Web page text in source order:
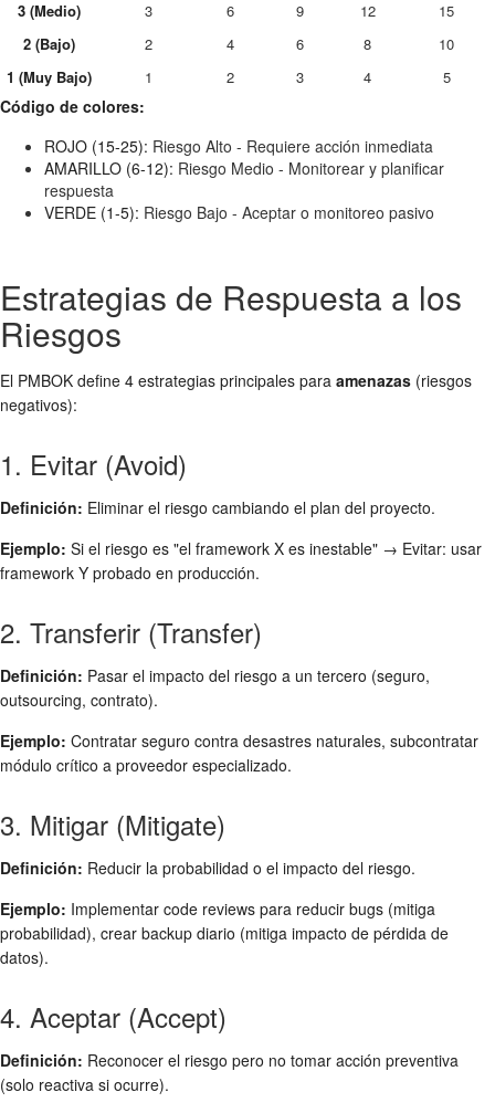
3 (Medio) 3 6 9 12
15
2 (Bajo)
2 4 6 8
10
1 (Muy Bajo)
1 2 3 4 5
Código de colores:
ROJO (15-25): Riesgo Alto - Requiere acción inmediata
AMARILLO (6-12): Riesgo Medio - Monitorear y planificar
respuesta
VERDE (1-5): Riesgo Bajo - Aceptar o monitoreo pasivo
Estrategias de Respuesta a los
Riesgos
El PMBOK define 4 estrategias principales para amenazas (riesgos
negativos):
1. Evitar (Avoid)
Definición: Eliminar el riesgo cambiando el plan del proyecto.
Ejemplo: Si el riesgo es "el framework X es inestable" → Evitar: usar
framework Y probado en producción.
2. Transferir (Transfer)
Definición: Pasar el impacto del riesgo a un tercero (seguro,
outsourcing, contrato).
Ejemplo: Contratar seguro contra desastres naturales, subcontratar
módulo crítico a proveedor especializado.
3. Mitigar (Mitigate)
Definición: Reducir la probabilidad o el impacto del riesgo.
Ejemplo: Implementar code reviews para reducir bugs (mitiga
probabilidad), crear backup diario (mitiga impacto de pérdida de
datos).
4. Aceptar (Accept)
Definición: Reconocer el riesgo pero no tomar acción preventiva
(solo reactiva si ocurre).